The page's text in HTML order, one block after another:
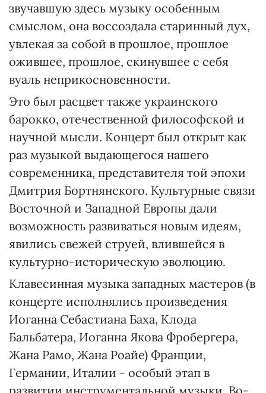
звучавшую здесь музыку особенным
смыслом, она воссоздала старинный дух,
увлекая за собой в прошлое, прошлое
ожившее, прошлое, скинувшее с себя
вуаль неприкосновенности.
Это был расцвет также украинского
барокко, отечественной философской и
научной мысли. Концерт был открыт как
раз музыкой выдающегося нашего
современника, представителя той эпохи
Дмитрия Бортнянского. Культурные связи
Восточной и Западной Европы дали
возможность развиваться новым идеям,
явились свежей струей, влившейся в
культурно-историческую эволюцию.
Клавесинная музыка западных мастеров (в
концерте исполнялись произведения
Иоганна Себастиана Баха, Клода
Бальбатера, Иоганна Якова Фробергера,
Жана Рамо, Жана Роайе) Франции,
Германии, Италии - особый этап в